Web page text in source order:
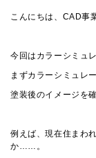
こんにちは、CAD事
今回はカラーシミュ
まずカラーシミュレ
塗装後のイメージを
例えば、現在住まわ
か……。